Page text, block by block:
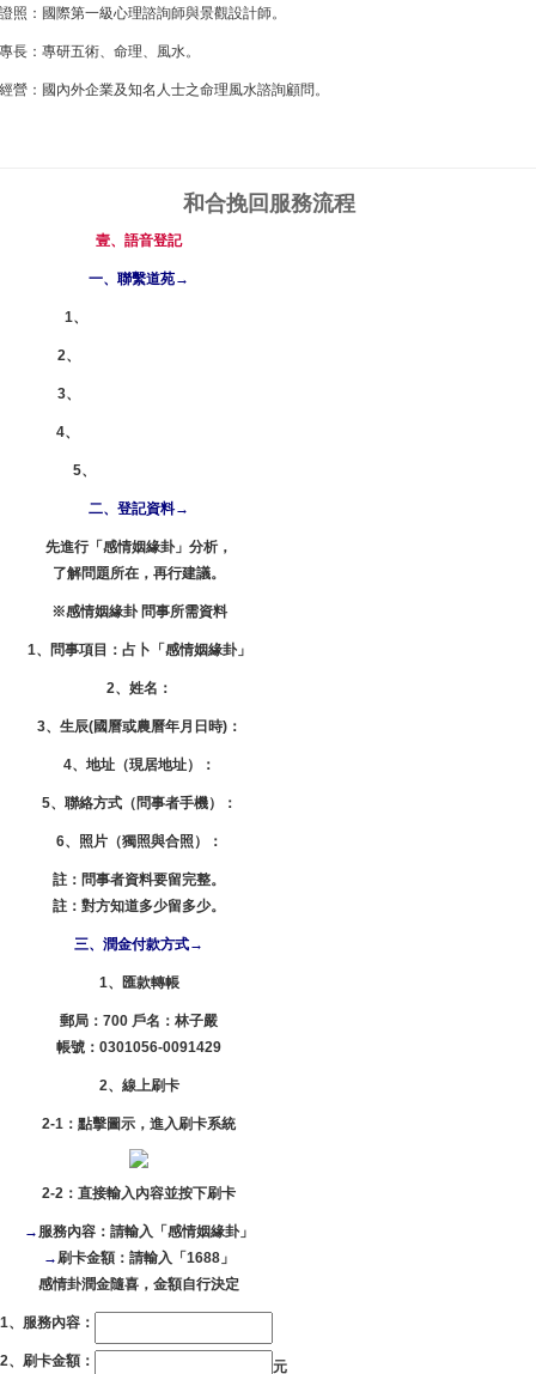
證照：國際第一級心理諮詢師與景觀設計師。
專長：專研五術、命理、風水。
經營：國內外企業及知名人士之命理風水諮詢顧問。
和合挽回 服務流程
壹、語音登記
一、聯繫道苑→
1、
2、
3、
4、
5、
二、登記資料→
先進行「感情姻緣卦」分析，
了解問題所在，再行建議。
※感情姻緣卦 問事所需資料
1、問事項目：占卜「感情姻緣卦」
2、姓名：
3、生辰(國曆或農曆年月日時)：
4、地址（現居地址）：
5、聯絡方式（問事者手機）：
6、照片（獨照與合照）：
註：問事者資料要留完整。
註：對方知道多少留多少。
三、潤金付款方式→
1、匯款轉帳
郵局：700 戶名：林子嚴
帳號：0301056-0091429
2、線上刷卡
2-1：點擊圖示，進入刷卡系統
2-2：直接輸入內容並按下刷卡
→ 服務內容：請輸入「感情姻緣卦」
→刷卡金額：請輸入「1688」
感情卦潤金隨喜，金額自行決定
、服務內容：
、刷卡金額： 元